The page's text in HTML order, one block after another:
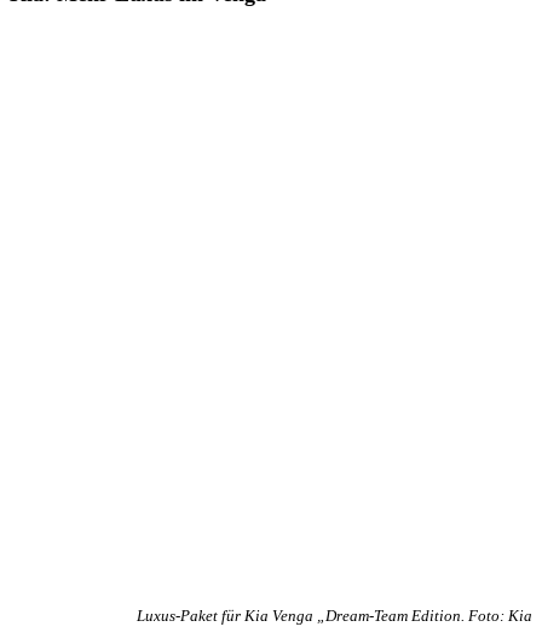
Luxus-Paket für Kia Venga „Dream-Team Edition. Foto: Kia